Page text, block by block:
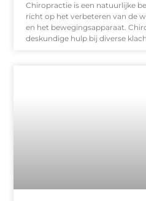
Chiropractie is een natuurlijke
richt op het verbeteren van de
en het bewegingsapparaat.
deskundige hulp bij diverse